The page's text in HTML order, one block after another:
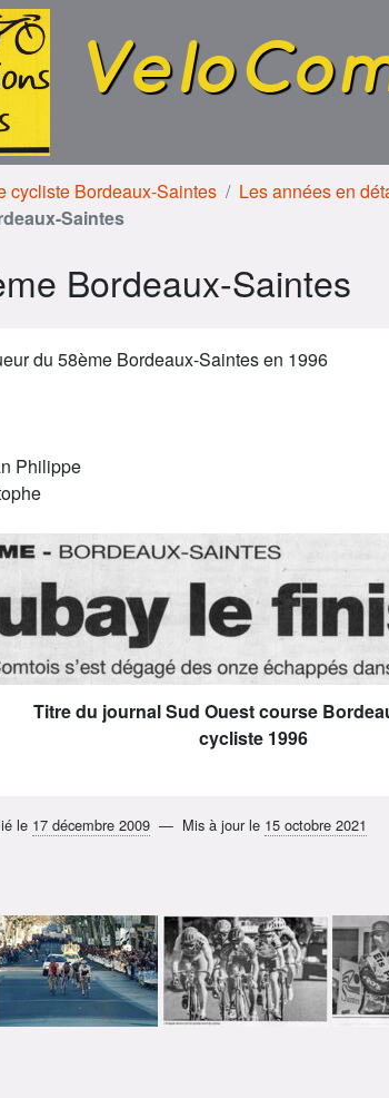
cycliste Bordeaux-Saintes
Les années en
Saintes
Bordeaux-Saintes
du 58ème Bordeaux-Saintes en 1996
Philippe
Titre du journal Sud Ouest course
cycliste 1996
le 17 décembre 2009 Mis à jour le 15 octobre 2021